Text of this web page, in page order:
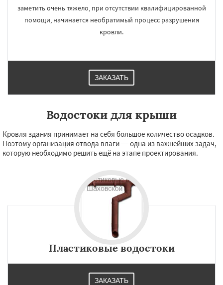
заметить очень тяжело, при отсутствии квалифицированной
помощи, начинается необратимый процесс разрушения
кровли.
ЗАКАЗАТЬ
Водостоки для крыши
Кровля здания принимает на себя большое количество осадков.
Поэтому организация отвода влаги — одна из важнейших задач,
которую необходимо решить ещё на этапе проектирования.
Пластиковые водостоки
ЗАКАЗАТЬ